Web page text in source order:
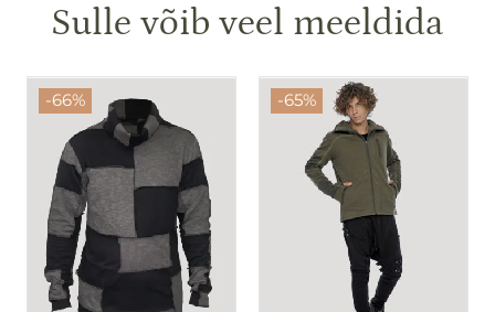
Sulle võib veel meeldida
-66% -65%